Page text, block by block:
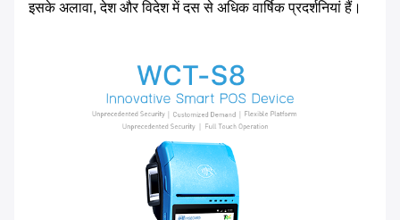
इसके अलावा, देश और विदेश में दस से अधिक वार्षिक प्रदर्शनियां हैं।